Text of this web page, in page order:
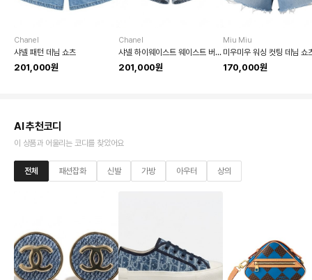
Chanel
샤넬 패턴 데님 쇼츠
201,000원
Chanel
샤넬 하이웨이스트 웨이스트 버클 데님 쇼츠
201,000원
Miu Miu
미우미우 워싱 컷팅 데님 쇼
170,000원
AI 추천코디
이 상품과 어울리는 코디를 찾았어요
전체 패션잡화 신발 가방 아우터 상의